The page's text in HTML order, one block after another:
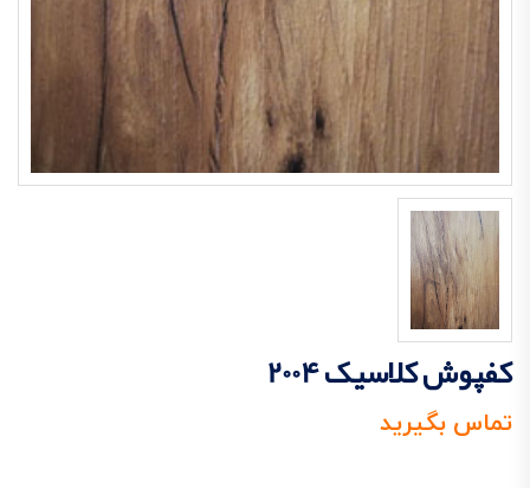
کفپوش کلاسیک 2004
تماس بگیرید